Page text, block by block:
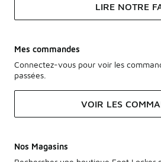
LIRE NOTRE
Mes commandes
Connectez-vous pour voir les
passées.
VOIR LES
Nos Magasins